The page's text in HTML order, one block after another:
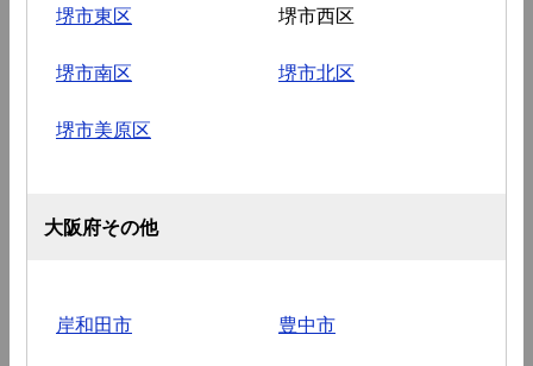
堺市東区 堺市西区
堺市南区 堺市北区
堺市美原区
大阪府その他
岸和田市 豊中市